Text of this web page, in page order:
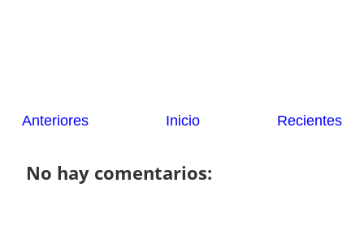
Recientes
Anteriores Inicio
No hay comentarios: